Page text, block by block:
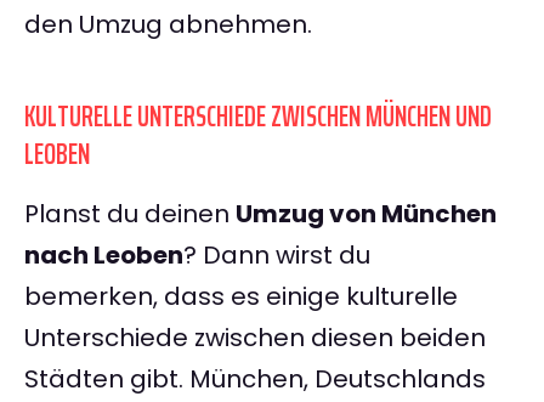
den Umzug abnehmen.
KULTURELLE UNTERSCHIEDE ZWISCHEN MÜNCHEN UND
LEOBEN
Planst du deinen Umzug von München
nach Leoben? Dann wirst du
bemerken, dass es einige kulturelle
Unterschiede zwischen diesen beiden
Städten gibt. München, Deutschlands